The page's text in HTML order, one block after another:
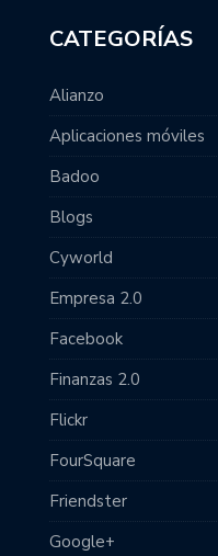
CATEGORÍAS
Alianzo
Aplicaciones móviles
Badoo
Blogs
Cyworld
Empresa 2.0
Facebook
Finanzas 2.0
Flickr
FourSquare
Friendster
Google+